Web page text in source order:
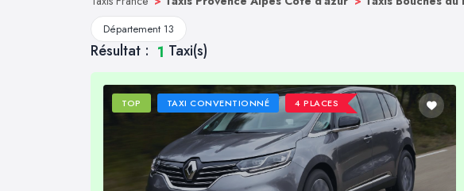
Département 13
Résultat : 1 Taxi(s)
TOP TAXI CONVENTIONNÉ 4 PLACES